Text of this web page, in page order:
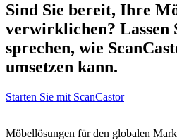
Sind Sie bereit, Ihre
verwirklichen? Lassen
sprechen, wie
umsetzen kann.
Starten Sie mit ScanCastor
Möbellösungen für den globalen